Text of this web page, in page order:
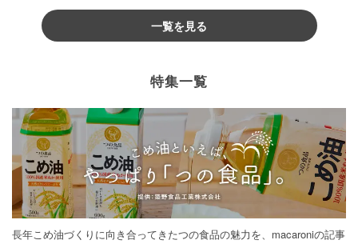
一覧を見る
特集一覧
長年こめ油づくりに向き合ってきたつの食品の魅力を、macaroniの記事